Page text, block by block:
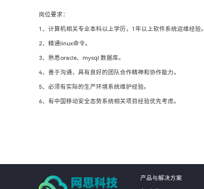
岗位要求：
1、计算机相关专业本科以上学历，1年以上软件系统运维经验。
2、精通linux命令。
3、熟悉oracle、mysql 数据库。
4、善于沟通，具有良好的团队合作精神和协作能力。
5、必须有实际的生产环境系统维护经验。
6、有中国移动安全态势系统相关项目经验优先考虑。
产品与解决方案